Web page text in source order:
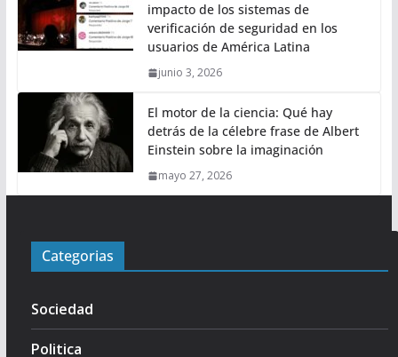
impacto de los sistemas de
verificación de seguridad en los
usuarios de América Latina
junio 3, 2026
El motor de la ciencia: Qué hay
detrás de la célebre frase de Albert
Einstein sobre la imaginación
mayo 27, 2026
Categorias
Sociedad
Politica